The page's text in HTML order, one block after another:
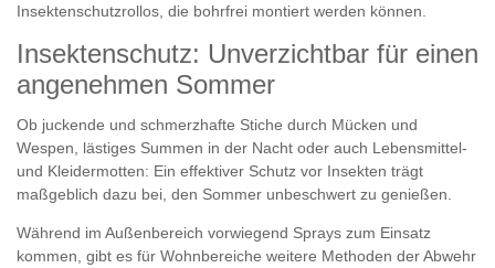
Insektenschutzrollos, die bohrfrei montiert werden können.
Insektenschutz: Unverzichtbar für einen
angenehmen Sommer
Ob juckende und schmerzhafte Stiche durch Mücken und
Wespen, lästiges Summen in der Nacht oder auch Lebensmittel-
und Kleidermotten: Ein effektiver Schutz vor Insekten trägt
maßgeblich dazu bei, den Sommer unbeschwert zu genießen.
Während im Außenbereich vorwiegend Sprays zum Einsatz
kommen, gibt es für Wohnbereiche weitere Methoden der Abwehr